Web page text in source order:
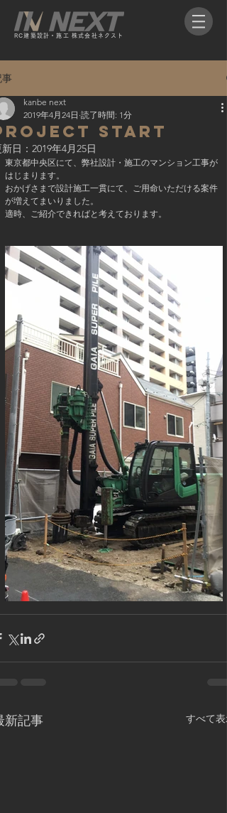
RC​建築設計・施工 株式会社ネクスト​
事
start
kanbe next
2019年4月24日 読了時間: 1分
日： 2019年4月25日
東京都中央区にて、弊社設計・施工のマンション工事が
はじまります。
おかげさまで設計施工一貫にて、ご用命いただける案件
が増えてまいりました。
適時、ご紹介できればと考えております。
新記事 すべて表